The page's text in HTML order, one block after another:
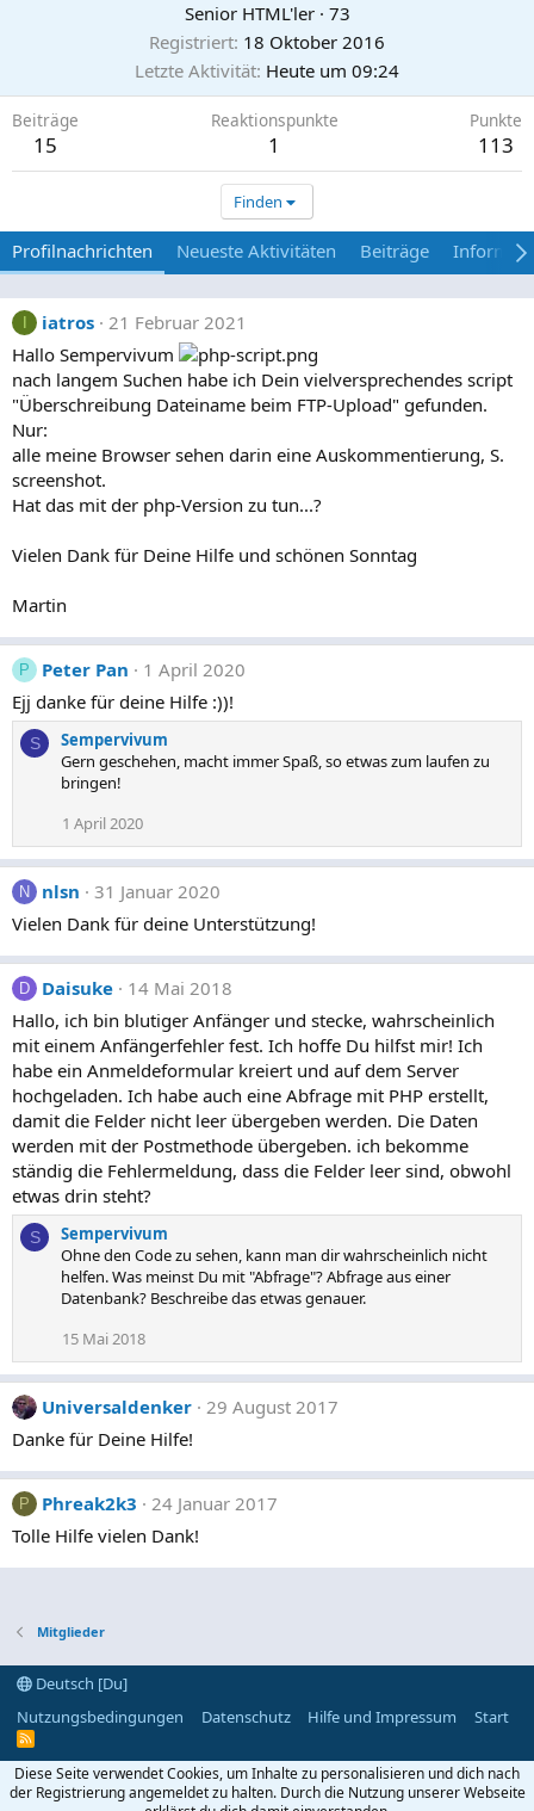
Senior HTML'ler · 73
Registriert 18 Oktober 2016
Letzte Aktivität Heute um 09:24
Beiträge
15
Reaktionspunkte
1
Punkte
113
Finden
Profilnachrichten Neueste Aktivitäten Beiträge
iatros 21 Februar 2021
Hallo Sempervivum
nach langem Suchen habe ich Dein vielversprechendes script
"Überschreibung Dateiname beim FTP-Upload" gefunden.
Nur:
alle meine Browser sehen darin eine Auskommentierung, S.
screenshot.
Hat das mit der php-Version zu tun...?
Vielen Dank für Deine Hilfe und schönen Sonntag
Martin
P Peter Pan
1 April 2020
Ejj danke für deine Hilfe :))!
S
Sempervivum
Gern geschehen, macht immer Spaß, so etwas zum laufen zu
bringen!
1 April 2020
N nlsn
31 Januar 2020
Vielen Dank für deine Unterstützung!
D Daisuke
14 Mai 2018
Hallo, ich bin blutiger Anfänger und stecke, wahrscheinlich
mit einem Anfängerfehler fest. Ich hoffe Du hilfst mir! Ich
habe ein Anmeldeformular kreiert und auf dem Server
hochgeladen. Ich habe auch eine Abfrage mit PHP erstellt,
damit die Felder nicht leer übergeben werden. Die Daten
werden mit der Postmethode übergeben. ich bekomme
ständig die Fehlermeldung, dass die Felder leer sind, obwohl
etwas drin steht?
S
Sempervivum
Ohne den Code zu sehen, kann man dir wahrscheinlich nicht
helfen. Was meinst Du mit "Abfrage"? Abfrage aus einer
Datenbank? Beschreibe das etwas genauer.
15 Mai 2018
Universaldenker 29 August 2017
Danke für Deine Hilfe!
P Phreak2k3
24 Januar 2017
Tolle Hilfe vielen Dank!
Mitglieder
Deutsch [Du]
Nutzungsbedingungen
Datenschutz Hilfe und Impressum Start
R
S
Diese Seite verwendet Cookies, um Inhalte zu personalisieren und dich nach
der Registrierung angemeldet zu halten. Durch die Nutzung unserer Webseite